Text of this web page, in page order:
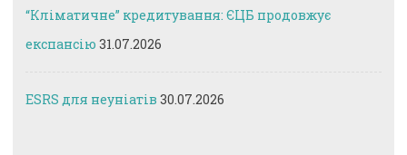
“Кліматичне” кредитування: ЄЦБ продовжує
експансію 31.07.2026
ESRS для неуніатів 30.07.2026